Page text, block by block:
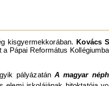
kisgyermekkorában. Kovács
Pápai Református
pályázatánA magyar